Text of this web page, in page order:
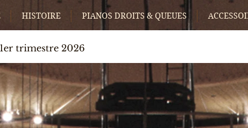
HISTOIRE PIANOS DROITS & QUEUES
trimestre 2026